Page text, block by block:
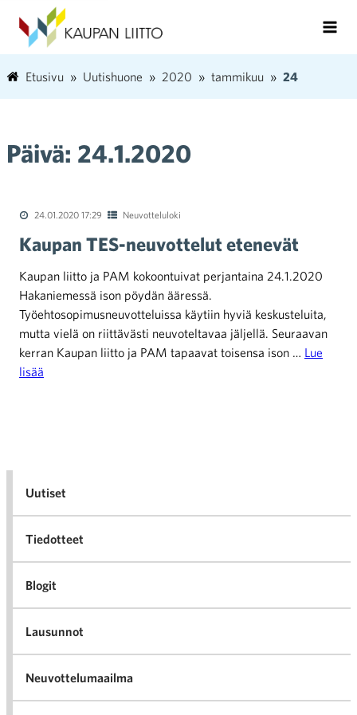
Etusivu Uutishuone 2020 tammikuu 24
Päivä: 24.1.2020
24.01.2020 17:29 Neuvotteluloki
Kaupan TES-neuvottelut etenevät
Kaupan liitto ja PAM kokoontuivat perjantaina 24.1.2020
Hakaniemessä ison pöydän ääressä.
Työehtosopimusneuvotteluissa käytiin hyviä keskusteluita,
mutta vielä on riittävästi neuvoteltavaa jäljellä. Seuraavan
kerran Kaupan liitto ja PAM tapaavat toisensa ison … Lue
lisää
Uutiset
Tiedotteet
Blogit
Lausunnot
Neuvottelumaailma